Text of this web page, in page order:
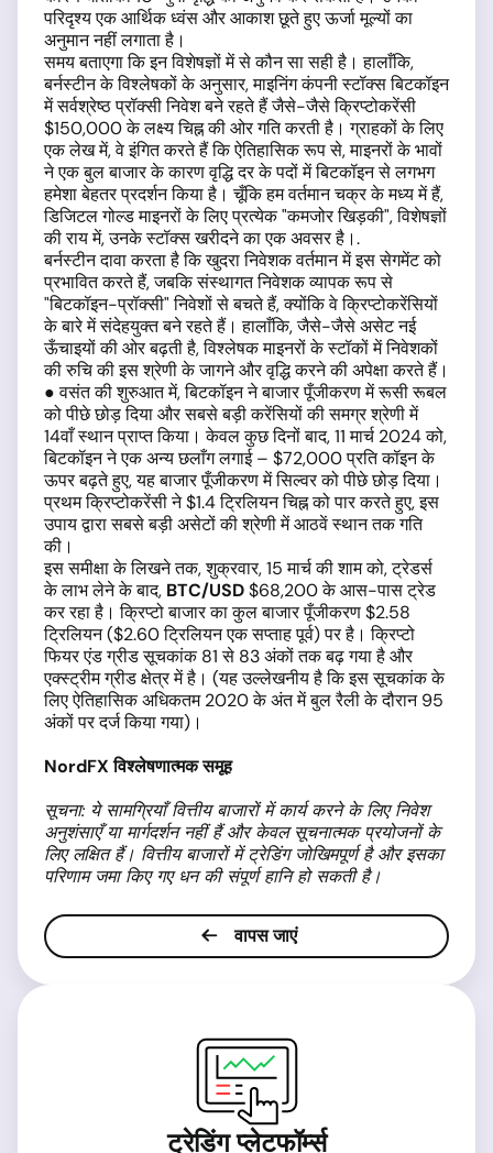
परिदृश्य एक आर्थिक ध्वंस और आकाश छूते हुए ऊर्जा मूल्यों का
अनुमान नहीं लगाता है।
समय बताएगा कि इन विशेषज्ञों में से कौन सा सही है। हालाँकि,
बर्नस्टीन के विश्लेषकों के अनुसार, माइनिंग कंपनी स्टॉक्स बिटकॉइन
में सर्वश्रेष्ठ प्रॉक्सी निवेश बने रहते हैं जैसे-जैसे क्रिप्टोकरेंसी
$150,000 के लक्ष्य चिह्न की ओर गति करती है। ग्राहकों के लिए
एक लेख में, वे इंगित करते हैं कि ऐतिहासिक रूप से, माइनरों के भावों
ने एक बुल बाजार के कारण वृद्धि दर के पदों में बिटकॉइन से लगभग
हमेशा बेहतर प्रदर्शन किया है। चूँकि हम वर्तमान चक्र के मध्य में हैं,
डिजिटल गोल्ड माइनरों के लिए प्रत्येक "कमजोर खिड़की", विशेषज्ञों
की राय में, उनके स्टॉक्स खरीदने का एक अवसर है।.
बर्नस्टीन दावा करता है कि खुदरा निवेशक वर्तमान में इस सेगमेंट को
प्रभावित करते हैं, जबकि संस्थागत निवेशक व्यापक रूप से
"बिटकॉइन-प्रॉक्सी" निवेशों से बचते हैं, क्योंकि वे क्रिप्टोकरेंसियों
के बारे में संदेहयुक्त बने रहते हैं। हालाँकि, जैसे-जैसे असेट नई
ऊँचाइयों की ओर बढ़ती है, विश्लेषक माइनरों के स्टॉकों में निवेशकों
की रुचि की इस श्रेणी के जागने और वृद्धि करने की अपेक्षा करते हैं।
● वसंत की शुरुआत में, बिटकॉइन ने बाजार पूँजीकरण में रूसी रूबल
को पीछे छोड़ दिया और सबसे बड़ी करेंसियों की समग्र श्रेणी में
14वाँ स्थान प्राप्त किया। केवल कुछ दिनों बाद, 11 मार्च 2024 को,
बिटकॉइन ने एक अन्य छलाँग लगाई – $72,000 प्रति कॉइन के
ऊपर बढ़ते हुए, यह बाजार पूँजीकरण में सिल्वर को पीछे छोड़ दिया।
प्रथम क्रिप्टोकरेंसी ने $1.4 ट्रिलियन चिह्न को पार करते हुए, इस
उपाय द्वारा सबसे बड़ी असेटों की श्रेणी में आठवें स्थान तक गति
की।
इस समीक्षा के लिखने तक, शुक्रवार, 15 मार्च की शाम को, ट्रेडर्स
के लाभ लेने के बाद, BTC/USD$68,200 के आस-पास ट्रेड
कर रहा है। क्रिप्टो बाजार का कुल बाजार पूँजीकरण $2.58
ट्रिलियन ($2.60 ट्रिलियन एक सप्ताह पूर्व) पर है। क्रिप्टो
फियर एंड ग्रीड सूचकांक 81 से 83 अंकों तक बढ़ गया है और
एक्स्ट्रीम ग्रीड क्षेत्र में है। (यह उल्लेखनीय है कि इस सूचकांक के
लिए ऐतिहासिक अधिकतम 2020 के अंत में बुल रैली के दौरान 95
अंकों पर दर्ज किया गया)।
NordFXविश्लेषणात्मक समूह
सूचना: ये सामग्रियाँ वित्तीय बाजारों मेंकार्य करने के लिए निवेश
अनुशंसाएँया मार्गदर्शन नहीं हैं औरकेवल सूचनात्मक प्रयोजनों के
लिए लक्षितहैं। वित्तीय बाजारों में ट्रेडिंग जोखिमपूर्ण है और इसका
परिणाम जमा किए गए धन की संपूर्ण हानि हो सकती है।
वापस जाएं
ट्रेडिंग प्लेटफॉर्म्स